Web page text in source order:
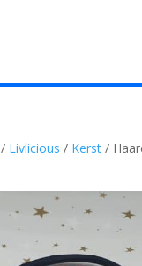
/ Livlicious / Kerst/